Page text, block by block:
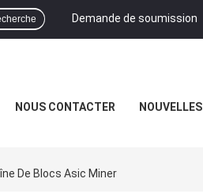
Demande de soumission
NOUS CONTACTER NOUVELLES
De Blocs Asic Miner